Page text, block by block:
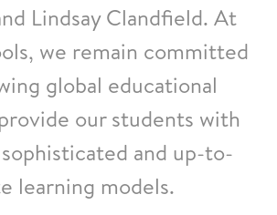
Lindsay Clandfield. At
we remain committed
global educational
our students with
and up-to-
learning models.